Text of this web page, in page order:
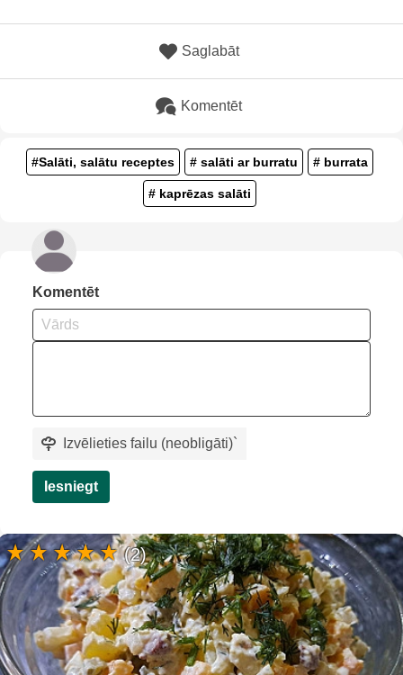
Saglabāt
Komentēt
#Salāti, salātu receptes # salāti ar burratu # burrata
# kaprēzas salāti
Komentēt
Izvēlieties failu (neobligāti)`
Iesniegt
(2)